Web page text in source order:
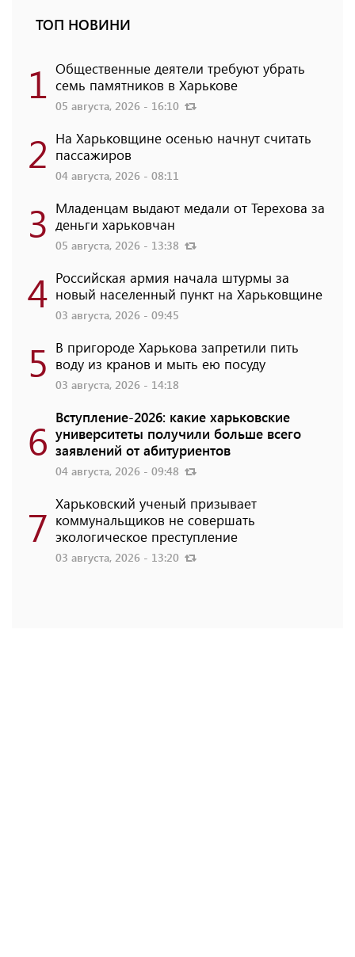
ТОП НОВИНИ
1 Общественные деятели требуют убрать
семь памятников в Харькове
05 августа, 2026 - 16:10
2 На Харьковщине осенью начнут считать
пассажиров
04 августа, 2026 - 08:11
3 Младенцам выдают медали от Терехова за
деньги харьковчан
05 августа, 2026 - 13:38
4 Российская армия начала штурмы за
новый населенный пункт на Харьковщине
03 августа, 2026 - 09:45
5 В пригороде Харькова запретили пить
воду из кранов и мыть ею посуду
03 августа, 2026 - 14:18
6 Вступление-2026: какие харьковские
университеты получили больше всего
заявлений от абитуриентов
04 августа, 2026 - 09:48
7 Харьковский ученый призывает
коммунальщиков не совершать
экологическое преступление
03 августа, 2026 - 13:20